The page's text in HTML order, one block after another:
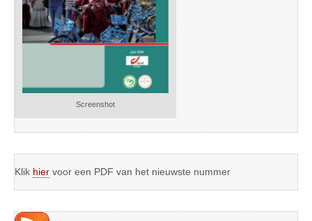
Screenshot
Klik hier voor een PDF van het nieuwste nummer